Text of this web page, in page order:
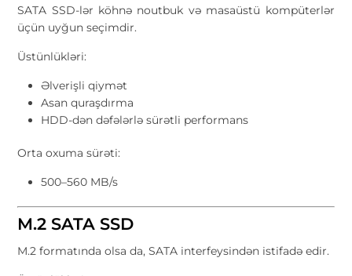
SATA SSD-lər köhnə noutbuk və masaüstü kompüterlər
üçün uyğun seçimdir.
Üstünlükləri:
Əlverişli qiymət
Asan quraşdırma
HDD-dən dəfələrlə sürətli performans
Orta oxuma sürəti:
500–560 MB/s
M.2 SATA SSD
M.2 formatında olsa da, SATA interfeysindən istifadə edir.